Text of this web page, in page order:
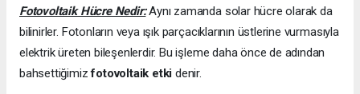
Fotovoltaik Hücre Nedir:Aynı zamanda solar hücre olarak da
bilinirler. Fotonların veya ışık parçacıklarının üstlerine vurmasıyla
elektrik üreten bileşenlerdir. Bu işleme daha önce de adından
bahsettiğimizfotovoltaik etkidenir.